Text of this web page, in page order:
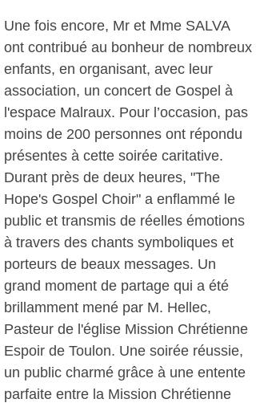
Une fois encore, Mr et Mme SALVA
ont contribué au bonheur de nombreux
enfants, en organisant, avec leur
association, un concert de Gospel à
l'espace Malraux. Pour l’occasion, pas
moins de 200 personnes ont répondu
présentes à cette soirée caritative.
Durant près de deux heures, "The
Hope's Gospel Choir" a enflammé le
public et transmis de réelles émotions
à travers des chants symboliques et
porteurs de beaux messages. Un
grand moment de partage qui a été
brillamment mené par M. Hellec,
Pasteur de l'église Mission Chrétienne
Espoir de Toulon. Une soirée réussie,
un public charmé grâce à une entente
parfaite entre la Mission Chrétienne